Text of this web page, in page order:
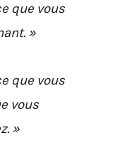
que vous
»
que vous
vous
»